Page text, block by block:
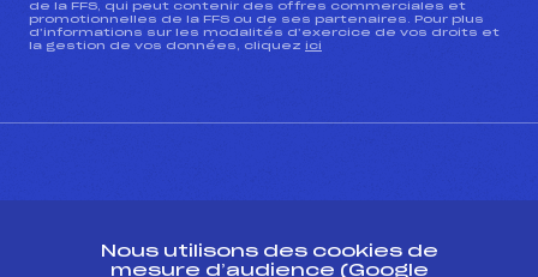
de la FFS, qui peut contenir des offres commerciales et
promotionnelles de la FFS ou de ses partenaires. Pour plus
d’informations sur les modalités d’exercice de vos droits et
la gestion de vos données, cliquez ici
Nous utilisons des cookies de
mesure d’audience (Google